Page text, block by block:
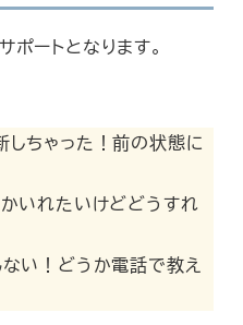
ートとなります。
しちゃった！前の状態に
かいれたいけどどうすれ
ない！どうか電話で教え